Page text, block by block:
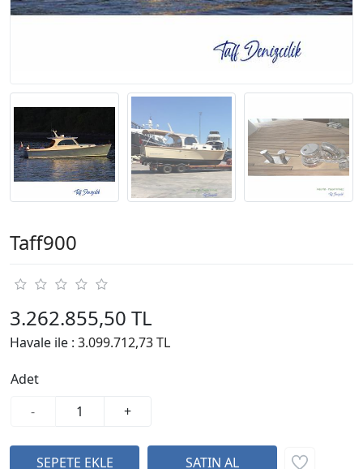
Taff900
3.262.855,50 TL
Havale ile : 3.099.712,73 TL
Adet
-
+